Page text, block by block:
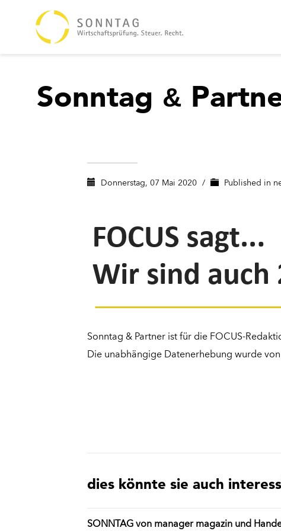
Sonntag &
Donnerstag, 07 Mai 2020 / Published in
Sonntag & Partner ist für die FOCUS-
Die unabhängige Datenerhebung wurde
dies könnte sie auch
SONNTAG von manager magazin und